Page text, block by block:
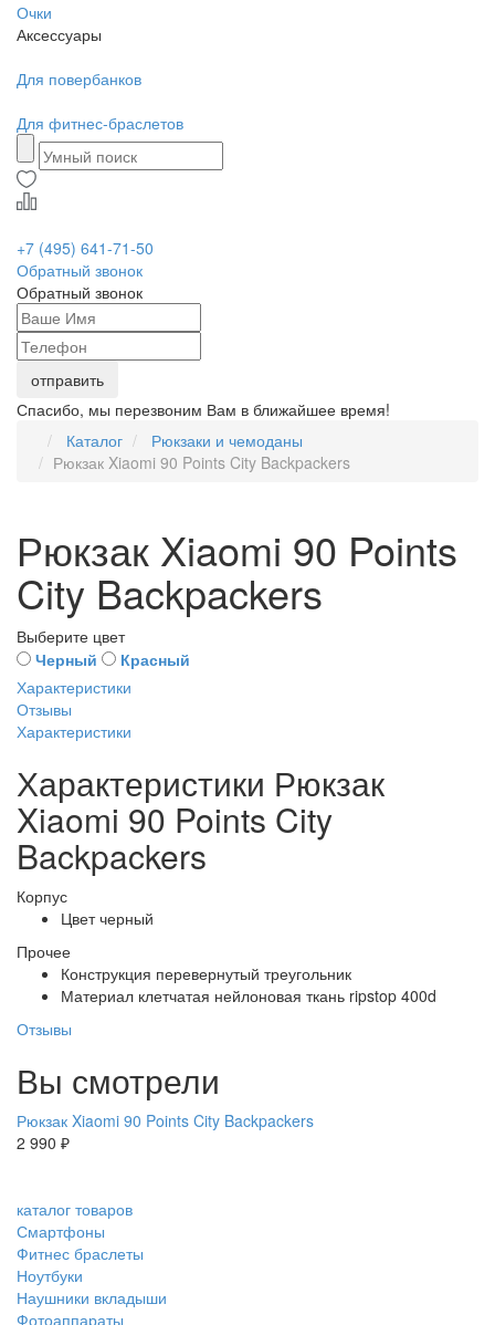
Очки
Аксессуары
Для повербанков
Для фитнес-браслетов
+7 (495) 641-71-50
Обратный звонок
Обратный звонок
Спасибо, мы перезвоним Вам в ближайшее время!
Каталог
Рюкзаки и чемоданы
Рюкзак Xiaomi 90 Points City Backpackers
Рюкзак Xiaomi 90 Points
City Backpackers
Выберите цвет
Черный
Красный
Характеристики
Отзывы
Характеристики
Характеристики Рюкзак
Xiaomi 90 Points City
Backpackers
Корпус
Цвет черный
Прочее
Конструкция перевернутый треугольник
Материал клетчатая нейлоновая ткань ripstop 400d
Отзывы
Вы смотрели
Рюкзак Xiaomi 90 Points City Backpackers
2 990 ₽
каталог товаров
Смартфоны
Фитнес браслеты
Ноутбуки
Наушники вкладыши
Фотоаппараты